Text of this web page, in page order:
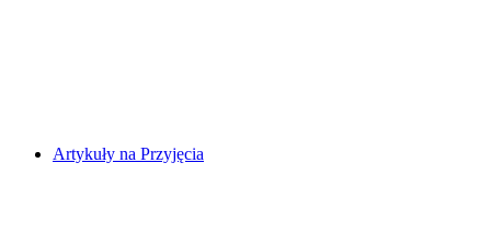
Artykuły na Przyjęcia